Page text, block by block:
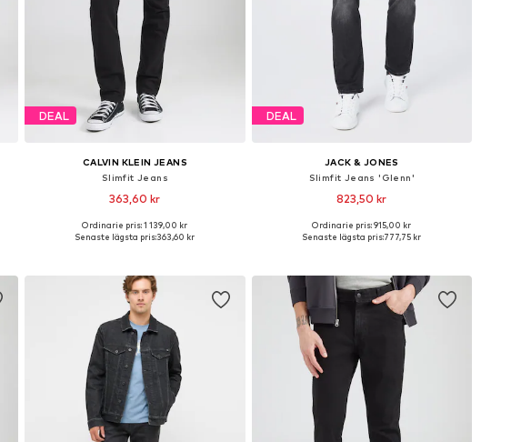
DEAL
CALVIN KLEIN JEANS
Slimfit Jeans
363,60 kr
Tillgänglig i många storlekar
Ordinarie pris: 1 139,00 kr
Senaste lägsta pris:363,60 kr
DEAL
JACK & JONES
Slimfit Jeans 'Glenn'
823,50 kr
+ 4
Tillgänglig i många storlekar
Ordinarie pris: 915,00 kr
Senaste lägsta pris:777,75 kr